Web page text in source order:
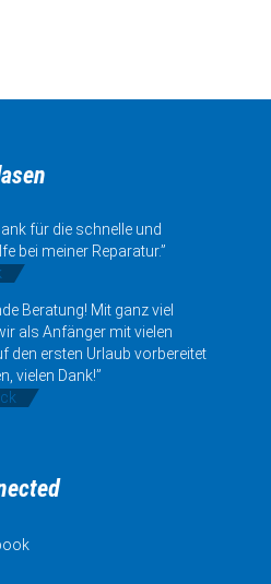
für die schnelle und
bei meiner Reparatur.”
Beratung! Mit ganz viel
als Anfänger mit vielen
den ersten Urlaub vorbereitet
vielen Dank!”